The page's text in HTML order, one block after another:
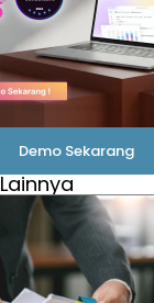
Demo Sekarang